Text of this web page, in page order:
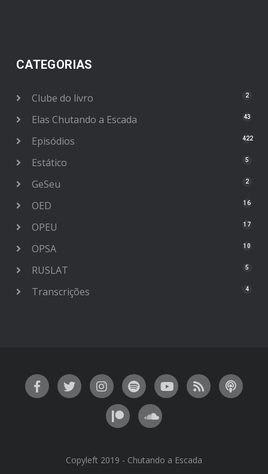
CATEGORIAS
Clube do livro 2
Elas Chutando a Escada 43
Episódios 422
Estático 5
GeSeu 2
OED 16
OPEU 17
OPSA 10
RUSLAT 5
Transcrições 4
Copyleft 2019 - Chutando a Escada